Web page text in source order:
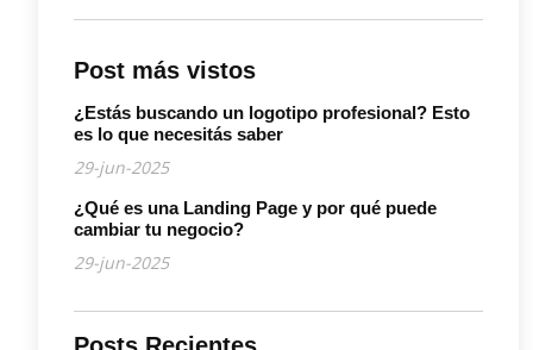
Post más vistos
¿Estás buscando un logotipo profesional? Esto
es lo que necesitás saber
29-jun-2025
¿Qué es una Landing Page y por qué puede
cambiar tu negocio?
29-jun-2025